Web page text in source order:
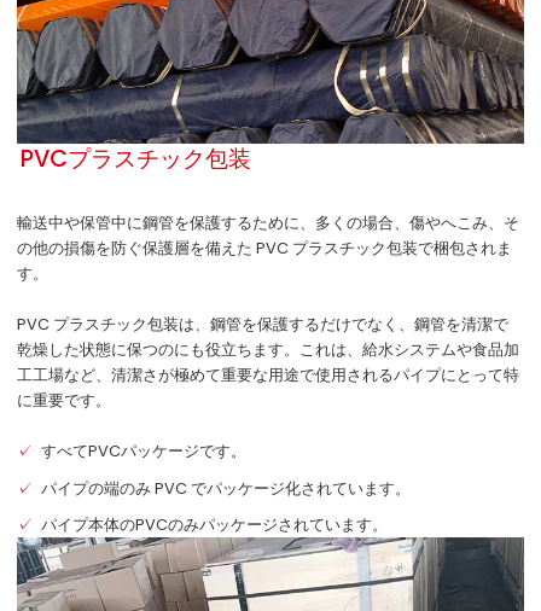
PVCプラスチック包装
輸送中や保管中に鋼管を保護するために、多くの場合、傷やへこみ、そ
の他の損傷を防ぐ保護層を備えた PVC プラスチック包装で梱包されま
す。
PVC プラスチック包装は、鋼管を保護するだけでなく、鋼管を清潔で
乾燥した状態に保つのにも役立ちます。これは、給水システムや食品加
工工場など、清潔さが極めて重要な用途で使用されるパイプにとって特
に重要です。
すべてPVCパッケージです。
パイプの端のみ PVC でパッケージ化されています。
パイプ本体のPVCのみパッケージされています。